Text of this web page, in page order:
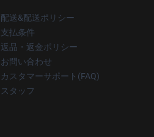
配送&配送ポリシー
支払条件
返品・返金ポリシー
お問い合わせ
カスタマーサポート(FAQ)
スタッフ